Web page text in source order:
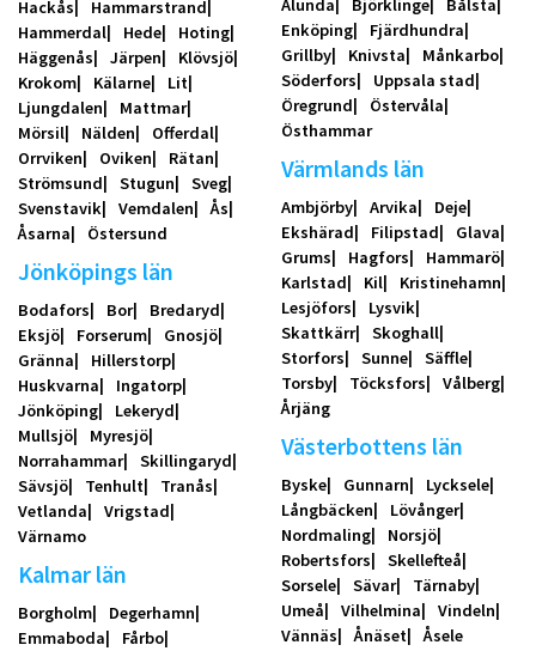
Hackås
Hammarstrand
Hammerdal
Hede
Hoting
Häggenås
Järpen
Klövsjö
Krokom
Kälarne
Lit
Ljungdalen
Mattmar
Mörsil
Nälden
Offerdal
Orrviken
Oviken
Rätan
Strömsund
Stugun
Sveg
Svenstavik
Vemdalen
Ås
Åsarna
Östersund
Jönköpings län
Bodafors Bor
Bredaryd
Eksjö
Forserum
Gnosjö
Gränna
Hillerstorp
Huskvarna
Ingatorp
Jönköping
Lekeryd
Mullsjö
Myresjö
Norrahammar
Skillingaryd
Sävsjö
Tenhult
Tranås
Vetlanda
Vrigstad
Värnamo
Kalmar län
Borgholm
Degerhamn
Emmaboda
Fårbo
Alunda Björklinge
Bålsta
Enköping
Fjärdhundra
Grillby
Knivsta
Månkarbo
Söderfors
Uppsala stad
Öregrund
Östervåla
Östhammar
Värmlands län
Ambjörby Arvika
Deje
Ekshärad
Filipstad
Glava
Grums
Hagfors
Hammarö
Karlstad
Kil
Kristinehamn
Lesjöfors
Lysvik
Skattkärr
Skoghall
Storfors
Sunne
Säffle
Torsby
Töcksfors
Vålberg
Årjäng
Västerbottens län
Byske Gunnarn
Lycksele
Långbäcken
Lövånger
Nordmaling
Norsjö
Robertsfors
Skellefteå
Sorsele
Sävar
Tärnaby
Umeå
Vilhelmina
Vindeln
Vännäs
Ånäset Åsele